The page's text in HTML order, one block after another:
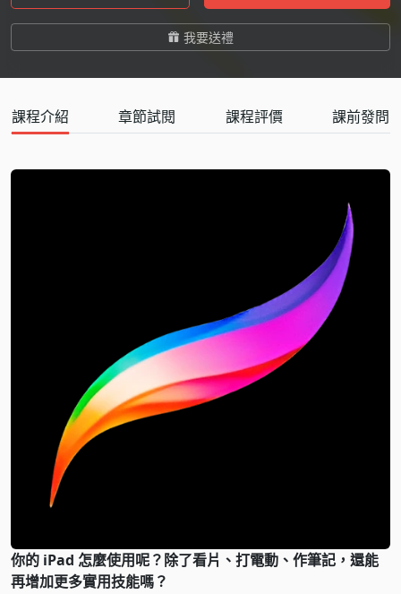
我要送禮
課程介紹 章節試閱 課程評價 課前發問
你的 iPad 怎麼使用呢？除了看片、打電動、作筆記，還能
再增加更多實用技能嗎？